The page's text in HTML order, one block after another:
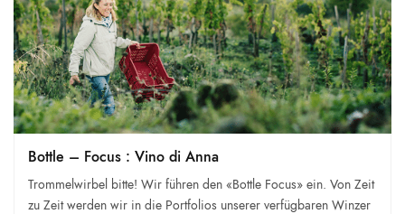
Bottle – Focus : Vino di Anna
Trommelwirbel bitte! Wir führen den «Bottle Focus» ein. Von Zeit
zu Zeit werden wir in die Portfolios unserer verfügbaren Winzer